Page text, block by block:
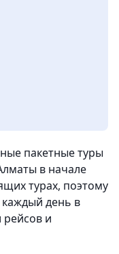
пакетные туры
в начале
турах, поэтому
день в
рейсов и